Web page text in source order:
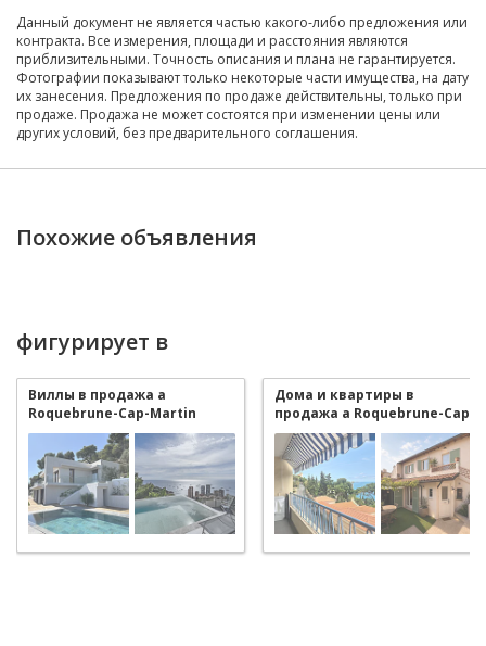
Данный документ не является частью какого-либо предложения или
контракта. Все измерения, площади и расстояния являются
приблизительными. Точность описания и плана не гарантируется.
Фотографии показывают только некоторые части имущества, на дату
их занесения. Предложения по продаже действительны, только при
продаже. Продажа не может состоятся при изменении цены или
других условий, без предварительного соглашения.
Похожие объявления
фигурирует в
Виллы в продажа a
Roquebrune-Cap-Martin
Дома и квартиры в
продажа a Roquebrune-Cap-
Martin